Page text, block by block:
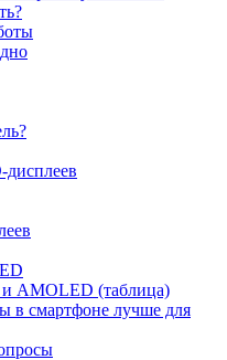
и AMOLED (таблица)
в смартфоне лучше для